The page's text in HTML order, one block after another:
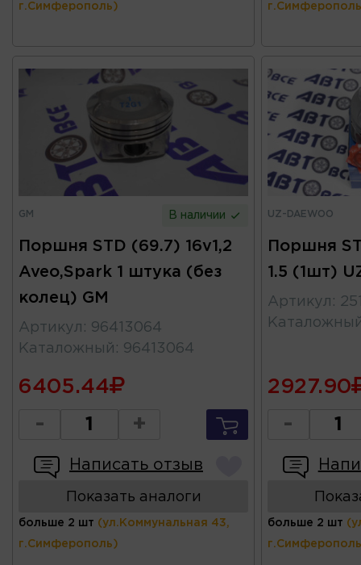
г.Симферополь)
GM В наличии
Поршня STD (69.7) 16v1,2
Aveo,Spark 1 штука (без
колец) GM
Артикул : 96413064
Каталожный : 96413064
6405.44
- +
Написать отзыв
Показать аналоги
больше 2 шт (ул.Коммунальная 43,
г.Симферополь)
UZ-DAEWOO
Поршня
1.5 (1шт)
Артикул :
2927.90
-
больше 2 шт